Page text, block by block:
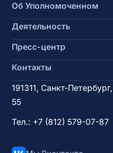
Об Уполномоченном
Деятельность
Пресс-центр
Контакты
191311, Санкт-
55
Тел.: +7 (812) 579-07-87